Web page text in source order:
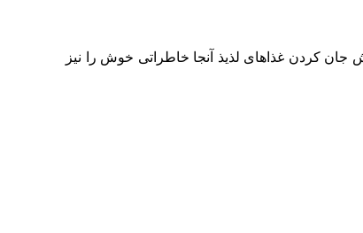
جان کردن غذاهای لذیذ آنجا خاطراتی خوش را نیز